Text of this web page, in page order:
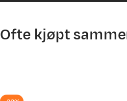
Valgt farge:
Ofte kjøpt